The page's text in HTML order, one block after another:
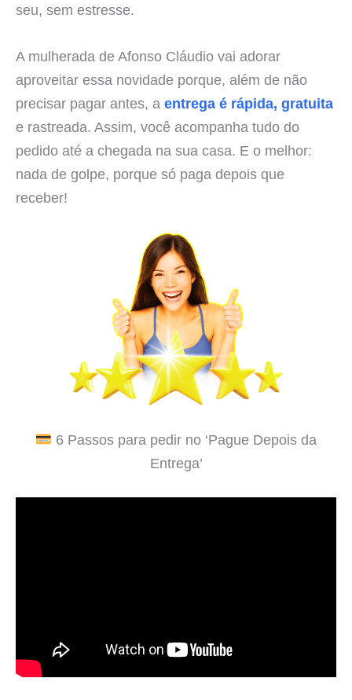
seu, sem estresse.
A mulherada de Afonso Cláudio vai adorar
aproveitar essa novidade porque, além de não
precisar pagar antes, a entrega é rápida, gratuita
e rastreada. Assim, você acompanha tudo do
pedido até a chegada na sua casa. E o melhor:
nada de golpe, porque só paga depois que
receber!
6 Passos para pedir no ‘Pague Depois da
Entrega’